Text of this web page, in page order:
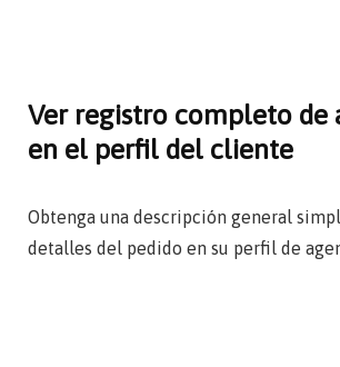
Ver registro completo de
en el perfil del cliente
Obtenga una descripción general
detalles del pedido en su perfil de